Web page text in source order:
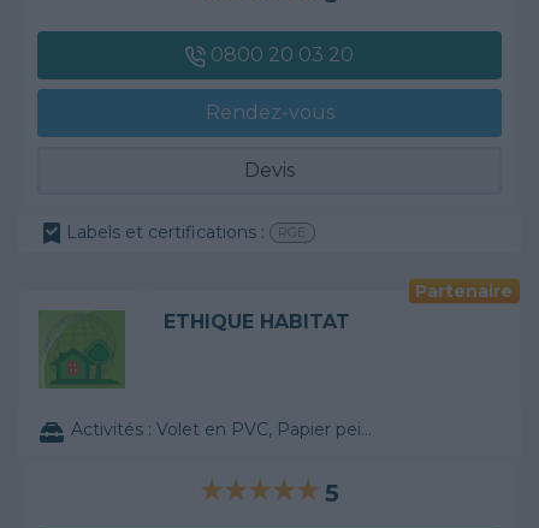
0800 20 03 20
Rendez-vous
Devis
Labels et certifications : RGE
Partenaire
ETHIQUE HABITAT
Activités : Volet en PVC, Papier peint, ...
5